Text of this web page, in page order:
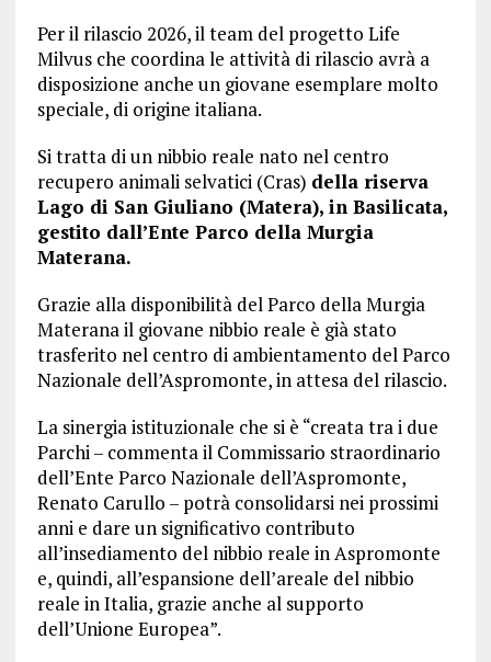
Per il rilascio 2026, il team del progetto Life
Milvus che coordina le attività di rilascio avrà a
disposizione anche un giovane esemplare molto
speciale, di origine italiana.
Si tratta di un nibbio reale nato nel centro
recupero animali selvatici (Cras) della riserva
Lago di San Giuliano (Matera), in Basilicata,
gestito dall’Ente Parco della Murgia
Materana.
Grazie alla disponibilità del Parco della Murgia
Materana il giovane nibbio reale è già stato
trasferito nel centro di ambientamento del Parco
Nazionale dell’Aspromonte, in attesa del rilascio.
La sinergia istituzionale che si è “creata tra i due
Parchi – commenta il Commissario straordinario
dell’Ente Parco Nazionale dell’Aspromonte,
Renato Carullo – potrà consolidarsi nei prossimi
anni e dare un significativo contributo
all’insediamento del nibbio reale in Aspromonte
e, quindi, all’espansione dell’areale del nibbio
reale in Italia, grazie anche al supporto
dell’Unione Europea”.